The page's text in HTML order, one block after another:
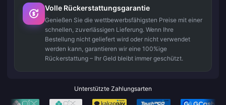
Volle Rückerstattungsgarantie
Genießen Sie die wettbewerbsfähigsten Preise mit einer
schnellen, zuverlässigen Lieferung. Wenn Ihre
Bestellung nicht geliefert wird oder nicht verwendet
werden kann, garantieren wir eine 100%ige
Rückerstattung – Ihr Geld bleibt immer geschützt.
Unterstützte Zahlungsarten